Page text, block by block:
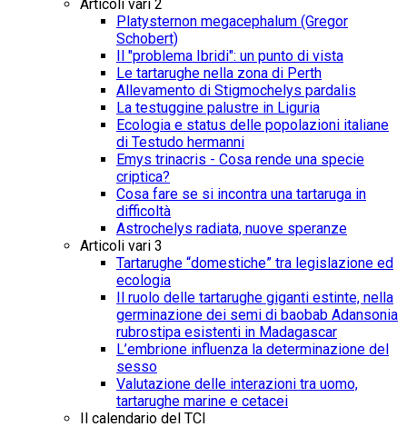
Articoli vari 2
Platysternon megacephalum (Gregor
Schobert)
Il "problema Ibridi": un punto di vista
Le tartarughe nella zona di Perth
Allevamento di Stigmochelys pardalis
La testuggine palustre in Liguria
Ecologia e status delle popolazioni italiane
di Testudo hermanni
Emys trinacris - Cosa rende una specie
criptica?
Cosa fare se si incontra una tartaruga in
difficoltà
Astrochelys radiata, nuove speranze
Articoli vari 3
Tartarughe “domestiche” tra legislazione ed
ecologia
Il ruolo delle tartarughe giganti estinte, nella
germinazione dei semi di baobab Adansonia
rubrostipa esistenti in Madagascar
L’embrione influenza la determinazione del
sesso
Valutazione delle interazioni tra uomo,
tartarughe marine e cetacei
Il calendario del TCI